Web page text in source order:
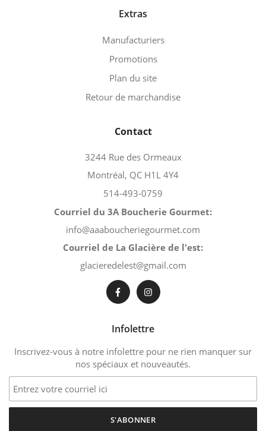
Extras
Manufacturiers
Promotions
Plan du site
Retour de marchandise
Contact
3244 Rue des Ormeaux
Montréal, QC H1L 4Y4
514-493-0759
Courriel du 3A Boucherie Gourmet:
info@aaaboucheriegourmet.com
Courriel de La Glacière de l'est:
glacieredelest@gmail.com
Infolettre
Inscrivez-vous à notre infolettre pour ne rien manquer sur
nos spéciaux et nouveautés.